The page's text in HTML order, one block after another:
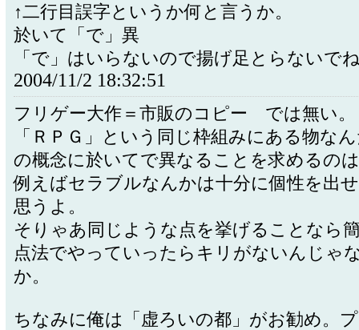
↑二行目誤字というか何と言うか。
於いて「で」異
「で」はいらないので揚げ足とらないで
2004/11/2 18:32:51
フリゲー大作＝市販のコピー では無い。
「ＲＰＧ」という同じ枠組みにある物な
の概念に於いてで異なることを求めるの
例えばセラブルなんかは十分に個性を出
思うよ。
そりゃあ同じような点を挙げることなら
点法でやっていったらキリがないんじゃ
か。
ちなみに俺は「虚ろいの都」がお勧め。